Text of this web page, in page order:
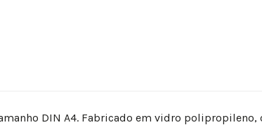
DIN A4. Fabricado em vidro polipropileno,